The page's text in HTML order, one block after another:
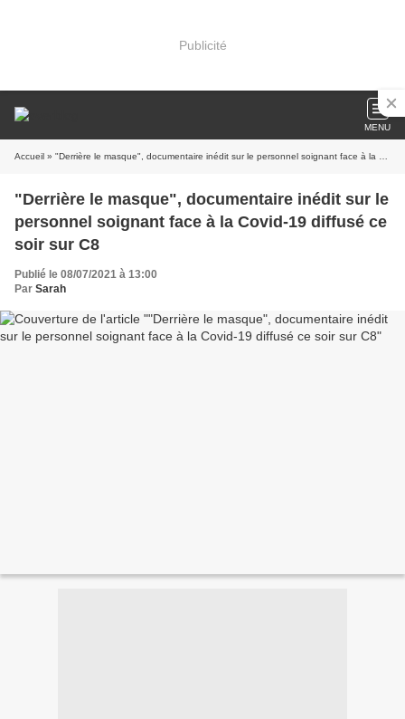
Publicité
MENU
Accueil » "Derrière le masque", documentaire inédit sur le personnel soignant face à la Covid-19 diffusé ce soir sur C8
"Derrière le masque", documentaire inédit sur le
personnel soignant face à la Covid-19 diffusé ce
soir sur C8
Publié le 08/07/2021 à 13:00
Par Sarah